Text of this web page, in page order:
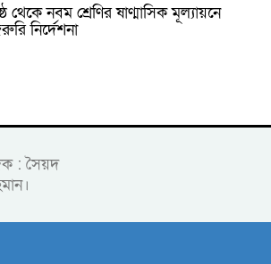
থেকে নবম শ্রেণির ষাণ্মাসিক মূল্যায়নে
নির্দেশনা
: সৈয়দ